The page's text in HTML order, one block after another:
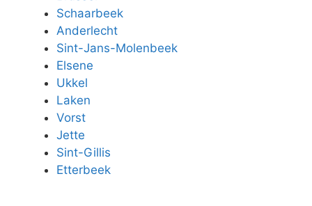
Schaarbeek
Anderlecht
Sint-Jans-Molenbeek
Elsene
Ukkel
Laken
Vorst
Jette
Sint-Gillis
Etterbeek